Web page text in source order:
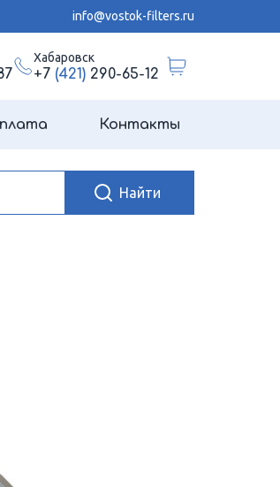
info@vostok-filters.ru
Хабаровск
+7 (421)290-65-12
Контакты